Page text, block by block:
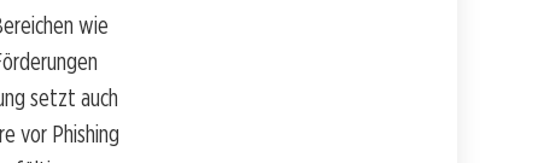
wie
setzt auch
vor Phishing